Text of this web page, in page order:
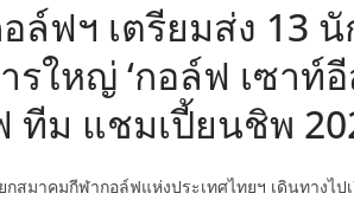
ล์ฟฯ เตรียมส่ง 13
ใหญ่ ‘กอล์ฟ เซาท์
ทีม แชมเปี้ยนชิพ
สมาคมกีฬากอล์ฟแห่งประเทศไทยฯ เดินทางไ